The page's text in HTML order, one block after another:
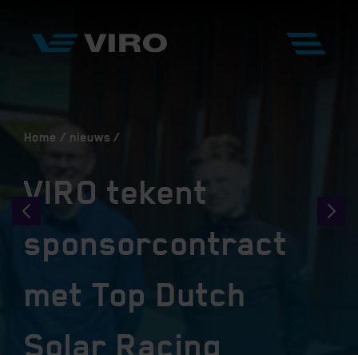
Home nieuws
VIRO tekent
sponsorcontract
met Top Dutch
Solar Racing